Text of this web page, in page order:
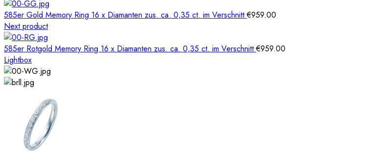
585er Gold Memory Ring 16 x Diamanten zus. ca. 0,35 ct. im Verschnitt€959.00
Next product
585er Rotgold Memory Ring 16 x Diamanten zus. ca. 0,35 ct. im Verschnitt€959.00
Lightbox